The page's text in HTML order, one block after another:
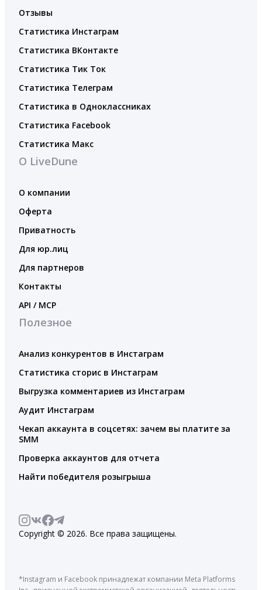
Отзывы
Статистика Инстаграм
Статистика ВКонтакте
Статистика Тик Ток
Статистика Телеграм
Статистика в Одноклассниках
Статистика Facebook
Статистика Макс
О LiveDune
О компании
Оферта
Приватность
Для юр.лиц
Для партнеров
Контакты
API / MCP
Полезное
Анализ конкурентов в Инстаграм
Статистика сторис в Инстаграм
Выгрузка комментариев из Инстаграм
Аудит Инстаграм
Чекап аккаунта в соцсетях: зачем вы платите за
SMM
Проверка аккаунтов для отчета
Найти победителя розыгрыша
Copyright © 2026. Все права защищены.
*Instagram и Facebook принадлежат компании Meta Platforms